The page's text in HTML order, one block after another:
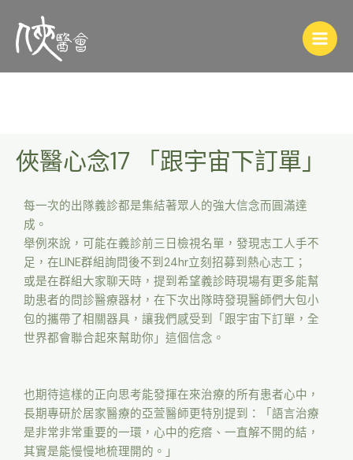
俠醫心念17 「跟宇宙下訂單」
每一次的出隊義診都是集結著眾人的強大信念而圓滿達
成。
舉例來說，可能在義診前三日檢視名單，發現志工人手不
足，在LINE群組詢問後不到24hr立刻招募到熱心志工；
或是在群組大家聊天時，提到希望義診時現場有更多能幫
助患者的問診醫療器材，在下次出隊時發現醫師們大包小
包的攜帶了相關器具，讓我們感受到「跟宇宙下訂單，全
世界都會聯合起來幫助你」這個信念。
也期待這樣的正向思考能發揮在來治療的所有患者心中，
長期專研於居家醫療的亞萱醫師更特別提到：「語言治療
是非常非常重要的一環，心中的疙瘩、一直解不開的結，
其實是能慢慢地梳理開的。」